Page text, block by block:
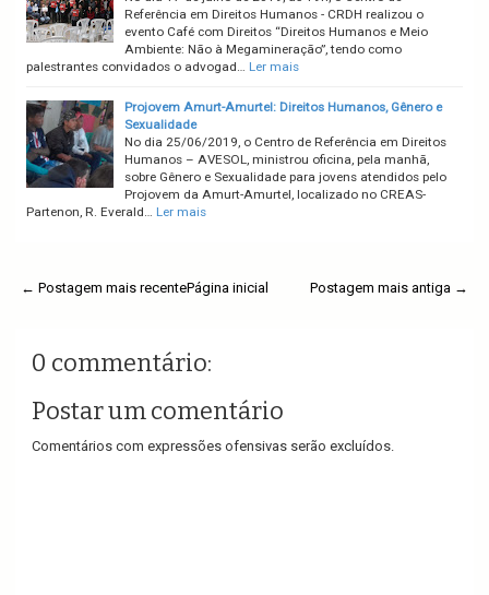
Referência em Direitos Humanos - CRDH realizou o
evento Café com Direitos “Direitos Humanos e Meio
Ambiente: Não à Megamineração”, tendo como
palestrantes convidados o advogad… Ler mais
Projovem Amurt-Amurtel: Direitos Humanos, Gênero e
Sexualidade
No dia 25/06/2019, o Centro de Referência em Direitos
Humanos – AVESOL, ministrou oficina, pela manhã,
sobre Gênero e Sexualidade para jovens atendidos pelo
Projovem da Amurt-Amurtel, localizado no CREAS-
Partenon, R. Everald… Ler mais
← Postagem mais recente Postagem mais antiga →
Página inicial
0 commentário:
Postar um comentário
Comentários com expressões ofensivas serão excluídos.